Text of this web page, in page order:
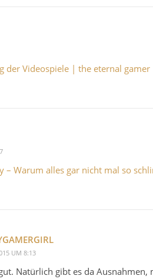
der Videospiele | the eternal gamer
– Warum alles gar nicht mal so
UM 8:13
Natürlich gibt es da Ausnahmen,